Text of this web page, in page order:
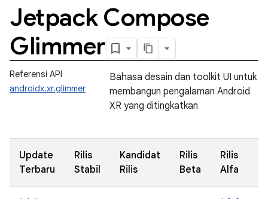
Jetpack Compose
Glimmer
Referensi API
androidx.xr.glimmer
Bahasa desain dan toolkit UI untuk
membangun pengalaman Android
XR yang ditingkatkan
Update
Terbaru
Rilis
Stabil
Kandidat
Rilis
Rilis
Beta
Rilis
Alfa